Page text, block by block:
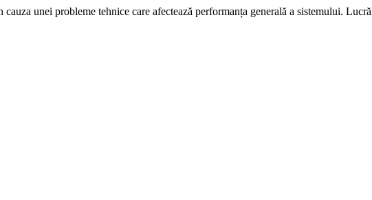
unei probleme tehnice care afectează performanța generală a sistemului.